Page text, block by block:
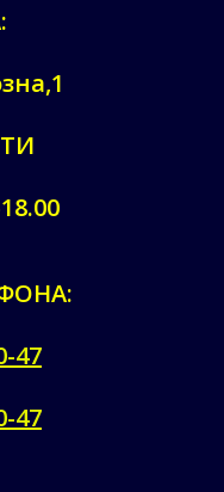
47
47